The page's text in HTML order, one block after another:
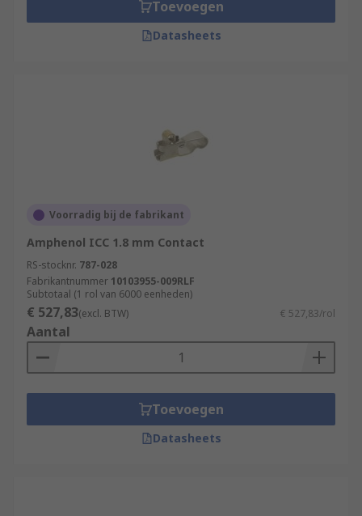
small PCB application. Some of the typical
eReaders
Home electronic devices
Video and digital cameras
Toevoegen
Datasheets
Voorradig bij de fabrikant
Amphenol ICC 1.8 mm Contact
RS-stocknr. 787-028
Fabrikantnummer 10103955-009RLF
Subtotaal (1 rol van 6000 eenheden)
€ 527,83(excl. BTW) € 527,83/rol
Aantal
Toevoegen
Datasheets